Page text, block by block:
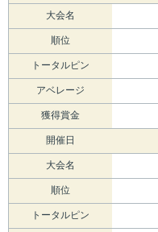
大会名
順位
トータルピン
アベレージ
獲得賞金
開催日
大会名
順位
トータルピン